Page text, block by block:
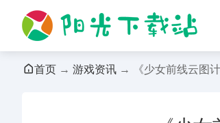
首页 → 游戏资讯 → 《少女前线云图